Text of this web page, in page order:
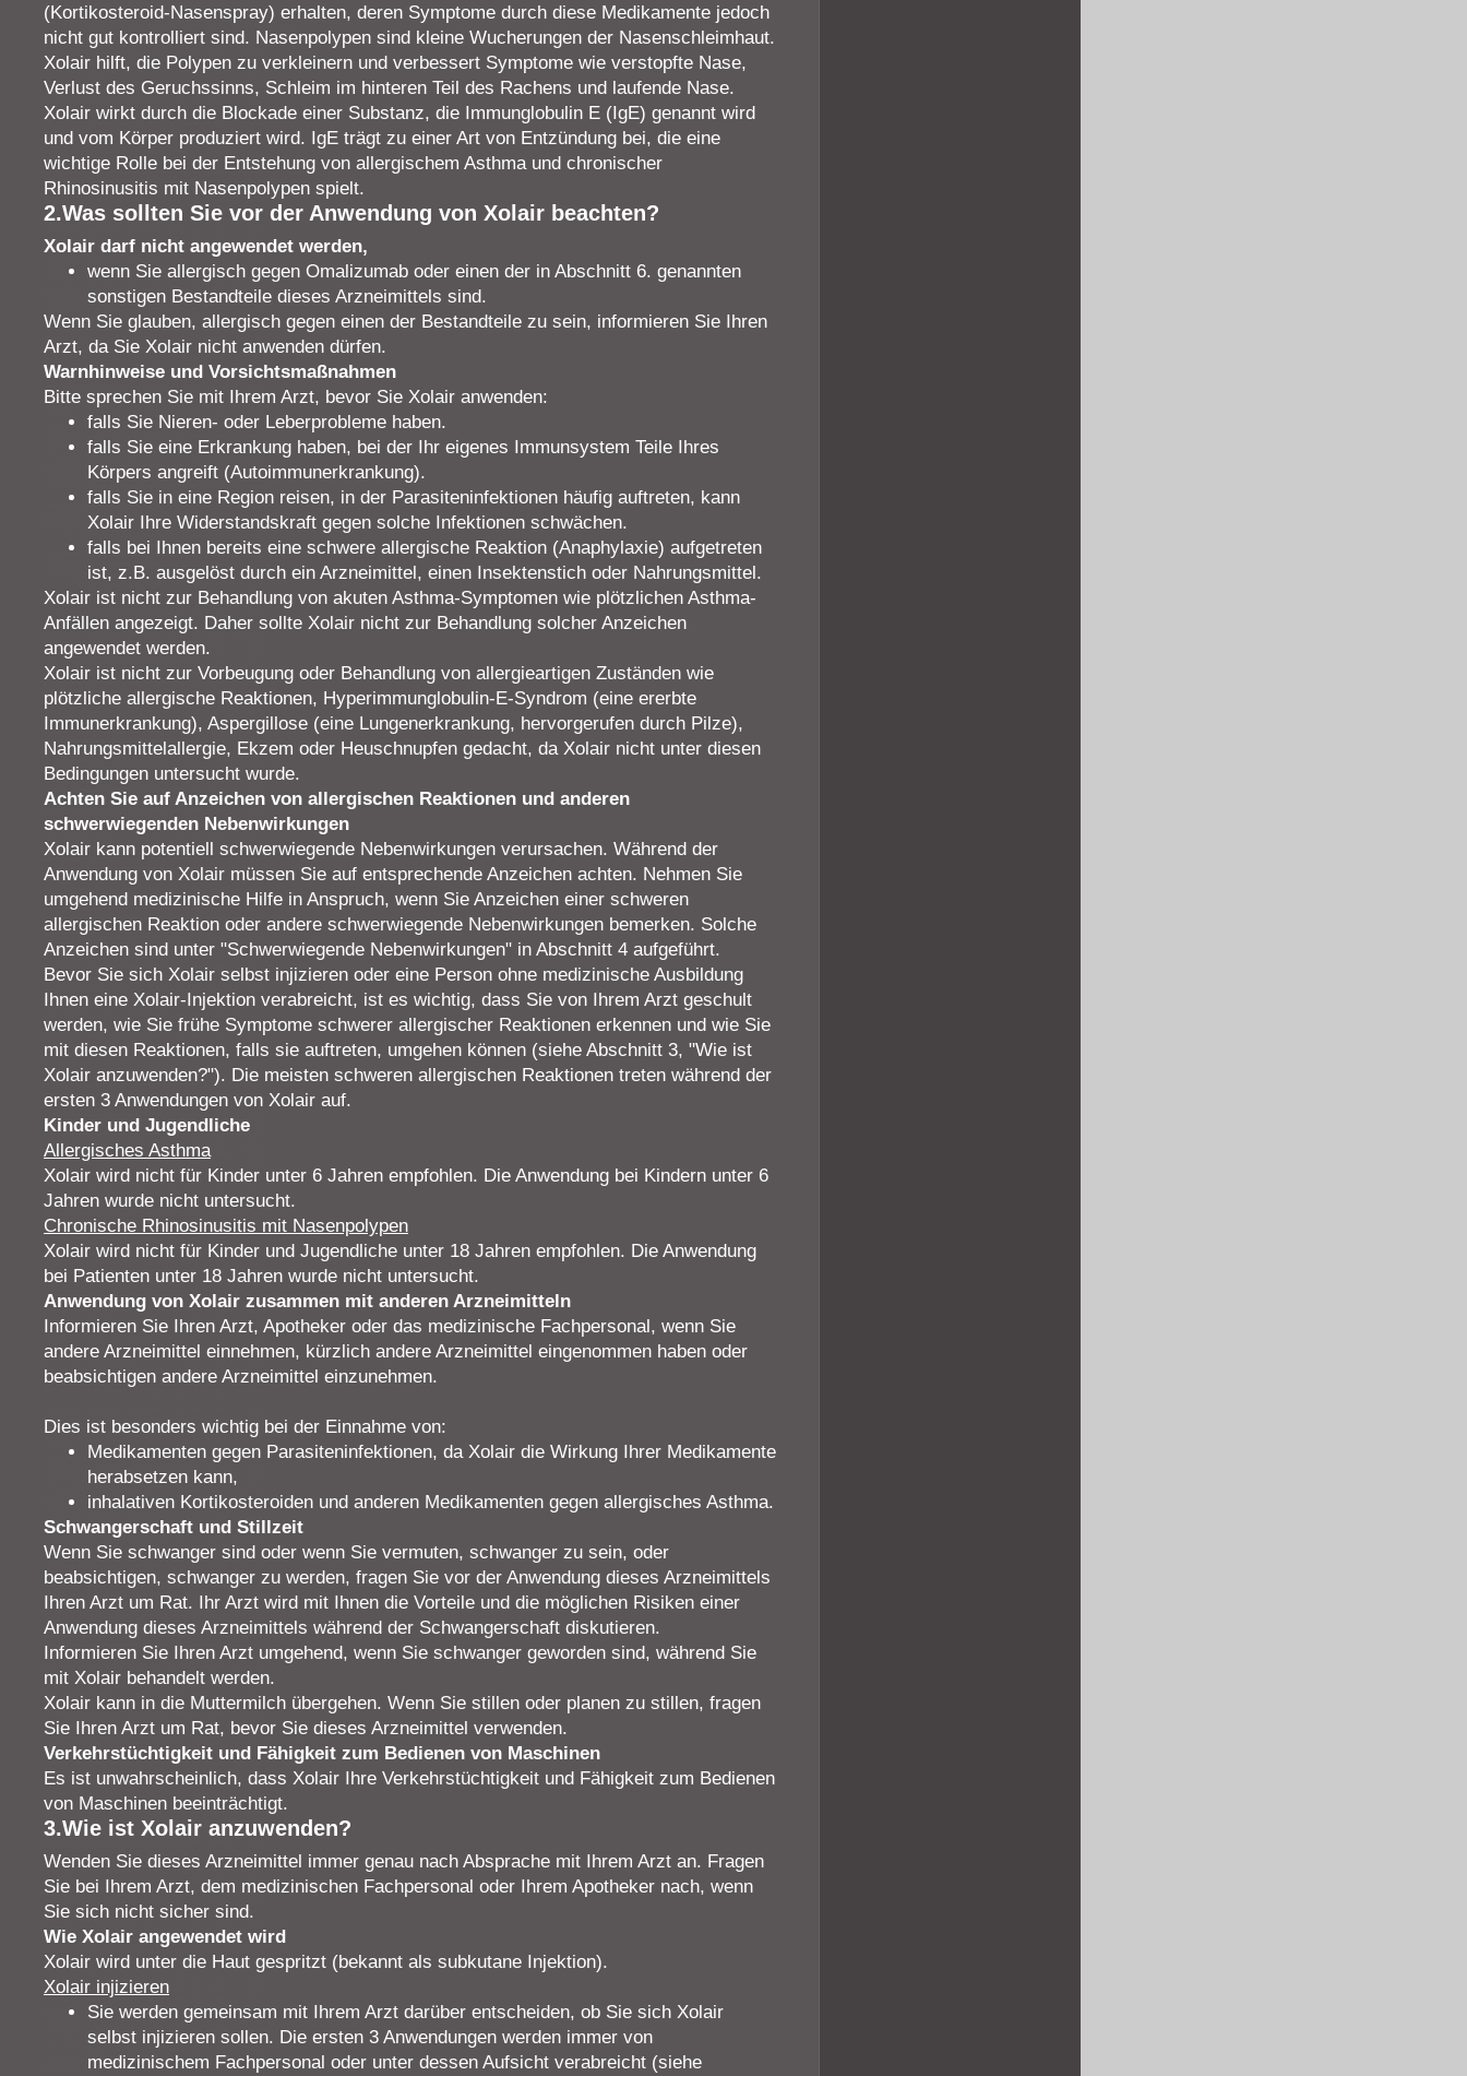
(Kortikosteroid-Nasenspray) erhalten, deren Symptome durch diese Medikamente jedoch
nicht gut kontrolliert sind. Nasenpolypen sind kleine Wucherungen der Nasenschleimhaut.
Xolair hilft, die Polypen zu verkleinern und verbessert Symptome wie verstopfte Nase,
Verlust des Geruchssinns, Schleim im hinteren Teil des Rachens und laufende Nase.
Xolair wirkt durch die Blockade einer Substanz, die Immunglobulin E (IgE) genannt wird
und vom Körper produziert wird. IgE trägt zu einer Art von Entzündung bei, die eine
wichtige Rolle bei der Entstehung von allergischem Asthma und chronischer
Rhinosinusitis mit Nasenpolypen spielt.
2.Was sollten Sie vor der Anwendung von Xolair beachten?
Xolair darf nicht angewendet werden,
wenn Sie allergisch gegen Omalizumab oder einen der in Abschnitt 6. genannten
sonstigen Bestandteile dieses Arzneimittels sind.
Wenn Sie glauben, allergisch gegen einen der Bestandteile zu sein, informieren Sie Ihren
Arzt, da Sie Xolair nicht anwenden dürfen.
Warnhinweise und Vorsichtsmaßnahmen
Bitte sprechen Sie mit Ihrem Arzt, bevor Sie Xolair anwenden:
falls Sie Nieren- oder Leberprobleme haben.
falls Sie eine Erkrankung haben, bei der Ihr eigenes Immunsystem Teile Ihres
Körpers angreift (Autoimmunerkrankung).
falls Sie in eine Region reisen, in der Parasiteninfektionen häufig auftreten, kann
Xolair Ihre Widerstandskraft gegen solche Infektionen schwächen.
falls bei Ihnen bereits eine schwere allergische Reaktion (Anaphylaxie) aufgetreten
ist, z.B. ausgelöst durch ein Arzneimittel, einen Insektenstich oder Nahrungsmittel.
Xolair ist nicht zur Behandlung von akuten Asthma-Symptomen wie plötzlichen Asthma-
Anfällen angezeigt. Daher sollte Xolair nicht zur Behandlung solcher Anzeichen
angewendet werden.
Xolair ist nicht zur Vorbeugung oder Behandlung von allergieartigen Zuständen wie
plötzliche allergische Reaktionen, Hyperimmunglobulin-E-Syndrom (eine ererbte
Immunerkrankung), Aspergillose (eine Lungenerkrankung, hervorgerufen durch Pilze),
Nahrungsmittelallergie, Ekzem oder Heuschnupfen gedacht, da Xolair nicht unter diesen
Bedingungen untersucht wurde.
Achten Sie auf Anzeichen von allergischen Reaktionen und anderen
schwerwiegenden Nebenwirkungen
Xolair kann potentiell schwerwiegende Nebenwirkungen verursachen. Während der
Anwendung von Xolair müssen Sie auf entsprechende Anzeichen achten. Nehmen Sie
umgehend medizinische Hilfe in Anspruch, wenn Sie Anzeichen einer schweren
allergischen Reaktion oder andere schwerwiegende Nebenwirkungen bemerken. Solche
Anzeichen sind unter "Schwerwiegende Nebenwirkungen" in Abschnitt 4 aufgeführt.
Bevor Sie sich Xolair selbst injizieren oder eine Person ohne medizinische Ausbildung
Ihnen eine Xolair-Injektion verabreicht, ist es wichtig, dass Sie von Ihrem Arzt geschult
werden, wie Sie frühe Symptome schwerer allergischer Reaktionen erkennen und wie Sie
mit diesen Reaktionen, falls sie auftreten, umgehen können (siehe Abschnitt 3, "Wie ist
Xolair anzuwenden?"). Die meisten schweren allergischen Reaktionen treten während der
ersten 3 Anwendungen von Xolair auf.
Kinder und Jugendliche
Allergisches Asthma
Xolair wird nicht für Kinder unter 6 Jahren empfohlen. Die Anwendung bei Kindern unter 6
Jahren wurde nicht untersucht.
Chronische Rhinosinusitis mit Nasenpolypen
Xolair wird nicht für Kinder und Jugendliche unter 18 Jahren empfohlen. Die Anwendung
bei Patienten unter 18 Jahren wurde nicht untersucht.
Anwendung von Xolair zusammen mit anderen Arzneimitteln
Informieren Sie Ihren Arzt, Apotheker oder das medizinische Fachpersonal, wenn Sie
andere Arzneimittel einnehmen, kürzlich andere Arzneimittel eingenommen haben oder
beabsichtigen andere Arzneimittel einzunehmen.
Dies ist besonders wichtig bei der Einnahme von:
Medikamenten gegen Parasiteninfektionen, da Xolair die Wirkung Ihrer Medikamente
herabsetzen kann,
inhalativen Kortikosteroiden und anderen Medikamenten gegen allergisches Asthma.
Schwangerschaft und Stillzeit
Wenn Sie schwanger sind oder wenn Sie vermuten, schwanger zu sein, oder
beabsichtigen, schwanger zu werden, fragen Sie vor der Anwendung dieses Arzneimittels
Ihren Arzt um Rat. Ihr Arzt wird mit Ihnen die Vorteile und die möglichen Risiken einer
Anwendung dieses Arzneimittels während der Schwangerschaft diskutieren.
Informieren Sie Ihren Arzt umgehend, wenn Sie schwanger geworden sind, während Sie
mit Xolair behandelt werden.
Xolair kann in die Muttermilch übergehen. Wenn Sie stillen oder planen zu stillen, fragen
Sie Ihren Arzt um Rat, bevor Sie dieses Arzneimittel verwenden.
Verkehrstüchtigkeit und Fähigkeit zum Bedienen von Maschinen
Es ist unwahrscheinlich, dass Xolair Ihre Verkehrstüchtigkeit und Fähigkeit zum Bedienen
von Maschinen beeinträchtigt.
3.Wie ist Xolair anzuwenden?
Wenden Sie dieses Arzneimittel immer genau nach Absprache mit Ihrem Arzt an. Fragen
Sie bei Ihrem Arzt, dem medizinischen Fachpersonal oder Ihrem Apotheker nach, wenn
Sie sich nicht sicher sind.
Wie Xolair angewendet wird
Xolair wird unter die Haut gespritzt (bekannt als subkutane Injektion).
Xolair injizieren
Sie werden gemeinsam mit Ihrem Arzt darüber entscheiden, ob Sie sich Xolair
selbst injizieren sollen. Die ersten 3 Anwendungen werden immer von
medizinischem Fachpersonal oder unter dessen Aufsicht verabreicht (siehe